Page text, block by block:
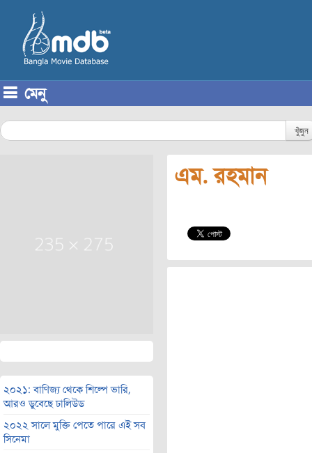
মেনু
খুঁজুন
২০২১: বাণিজ্য থেকে শিল্পে ভারি,
আরও ডুবেছে ঢালিউড
২০২২ সালে মুক্তি পেতে পারে এই সব
সিনেমা
এম. রহমান